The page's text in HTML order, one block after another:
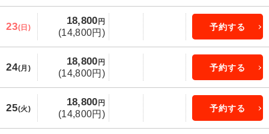
23(日)
18,800 円
(14,800円)
予約する
24(月)
18,800 円
(14,800円)
予約する
25(火)
18,800 円
(14,800円)
予約する